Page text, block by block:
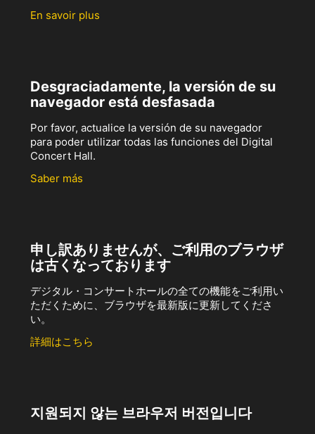
En savoir plus
Desgraciadamente, la versión de su
navegador está desfasada
Por favor, actualice la versión de su navegador
para poder utilizar todas las funciones del Digital
Concert Hall.
Saber más
申し訳ありませんが、ご利用のブラウザ
は古くなっております
デジタル・コンサートホールの全ての機能をご利用い
ただくために、ブラウザを最新版に更新してくださ
い。
詳細はこちら
지원되지 않는 브라우저 버전입니다